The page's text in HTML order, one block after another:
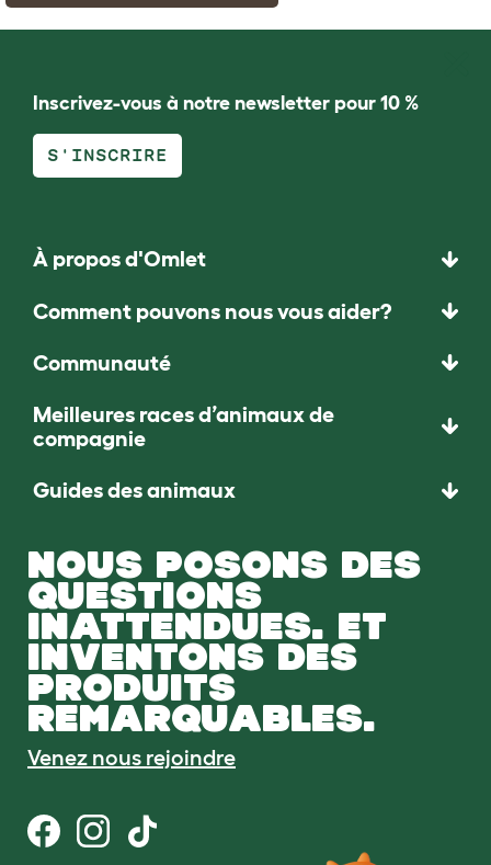
Inscrivez-vous à notre newsletter pour 10 %
S'INSCRIRE
À propos d'Omlet
Comment pouvons nous vous aider?
Communauté
Meilleures races d’animaux de
compagnie
Guides des animaux
NOUS POSONS DES
QUESTIONS
INATTENDUES. ET
INVENTONS DES
PRODUITS
REMARQUABLES.
Venez nous rejoindre